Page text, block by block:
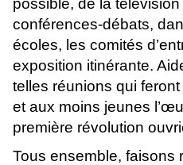
possible, de la
conférences-débats,
écoles, les comités
exposition itinérante.
telles réunions qui
et aux moins jeunes
première révolution
Tous ensemble, faisons